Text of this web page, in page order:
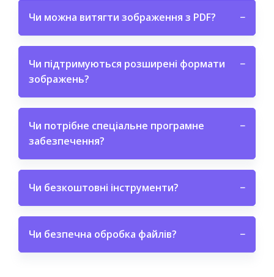
Чи можна витягти зображення з PDF? −
Чи підтримуються розширені формати
зображень?
−
Чи потрібне спеціальне програмне
забезпечення?
−
Чи безкоштовні інструменти? −
Чи безпечна обробка файлів? −